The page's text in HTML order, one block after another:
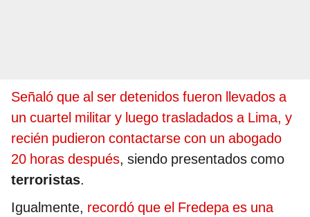
Señaló que al ser detenidos fueron llevados a
un cuartel militar y luego trasladados a Lima, y
recién pudieron contactarse con un abogado
20 horas después, siendo presentados como
terroristas.
Igualmente, recordó que el Fredepa es una